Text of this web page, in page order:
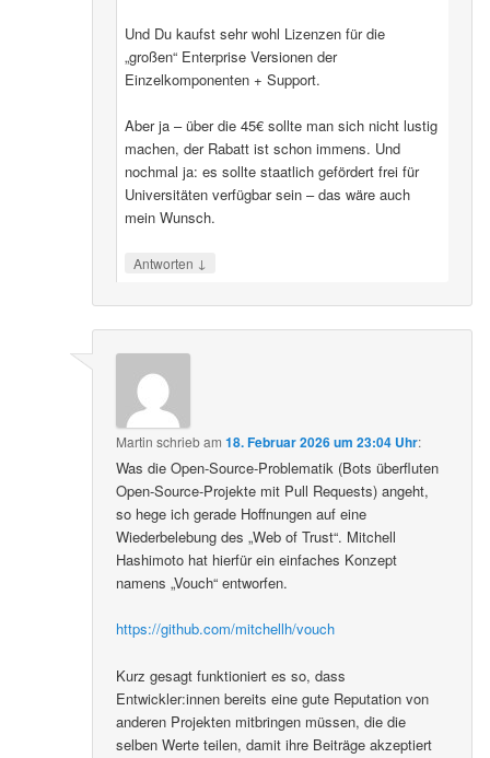
Und Du kaufst sehr wohl Lizenzen für die
„großen“ Enterprise Versionen der
Einzelkomponenten + Support.
Aber ja – über die 45€ sollte man sich nicht lustig
machen, der Rabatt ist schon immens. Und
nochmal ja: es sollte staatlich gefördert frei für
Universitäten verfügbar sein – das wäre auch
mein Wunsch.
Antworten ↓
Martin schriebam18. Februar 2026 um 23:04 Uhr:
Was die Open-Source-Problematik (Bots überfluten
Open-Source-Projekte mit Pull Requests) angeht,
so hege ich gerade Hoffnungen auf eine
Wiederbelebung des „Web of Trust“. Mitchell
Hashimoto hat hierfür ein einfaches Konzept
namens „Vouch“ entworfen.
https://github.com/mitchellh/vouch
Kurz gesagt funktioniert es so, dass
Entwickler:innen bereits eine gute Reputation von
anderen Projekten mitbringen müssen, die die
selben Werte teilen, damit ihre Beiträge akzeptiert